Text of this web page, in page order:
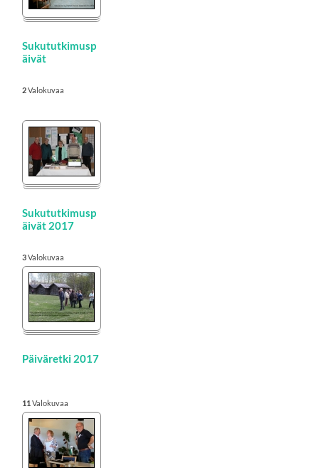
Sukututkimusp
äivät
2Valokuvaa
Sukututkimusp
äivät 2017
3Valokuvaa
Päiväretki 2017
11 Valokuvaa